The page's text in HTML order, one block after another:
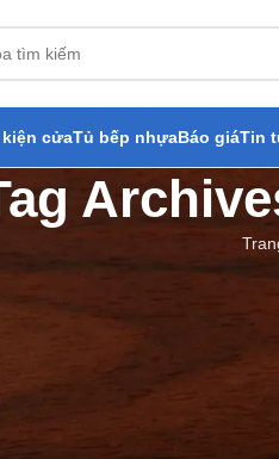
kiện cửaTủ bếp nhựaBáo giáTin